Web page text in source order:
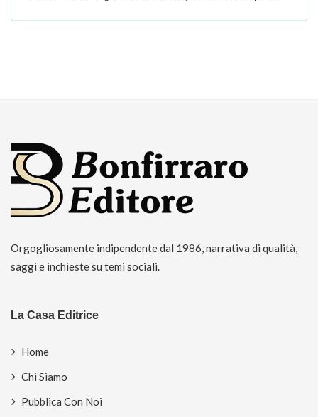
Orgogliosamente indipendente dal 1986, narrativa di qualità,
saggi e inchieste su temi sociali.
La Casa Editrice
Home
Chi Siamo
Pubblica Con Noi